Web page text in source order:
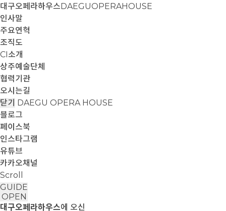
대구오페라하우스DAEGUOPERAHOUSE
인사말
주요연혁
조직도
CI소개
상주예술단체
협력기관
오시는길
닫기 DAEGU OPERA HOUSE
블로그
페이스북
인스타그램
유튜브
카카오채널
Scroll
GUIDE
OPEN
대구오페라하우스에 오신